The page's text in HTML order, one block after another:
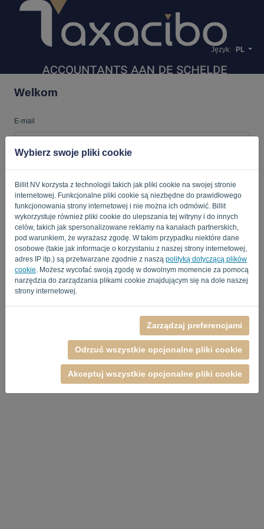
Wybierz swoje pliki cookie
Billit NV korzysta z technologii takich jak pliki cookie na swojej stronie
internetowej. Funkcjonalne pliki cookie są niezbędne do prawidłowego
funkcjonowania strony internetowej i nie można ich odmówić. Billit
wykorzystuje również pliki cookie do ulepszania tej witryny i do innych
celów, takich jak spersonalizowane reklamy na kanałach partnerskich,
pod warunkiem, że wyrażasz zgodę. W takim przypadku niektóre dane
osobowe (takie jak informacje o korzystaniu z naszej strony internetowej,
adres IP itp.) są przetwarzane zgodnie z naszą polityką dotyczącą plików
cookie . Możesz wycofać swoją zgodę w dowolnym momencie za pomocą
narzędzia do zarządzania plikami cookie znajdującym się na dole naszej
strony internetowej.
Zarządzaj preferencjami
Odrzuć wszystkie opcjonalne pliki cookie
Akceptuj wszystkie opcjonalne pliki cookie
Język: PL
Welkom
E-mail
Przypomnij mi Zapomniane hasło?
ZALOGUJ SIĘ